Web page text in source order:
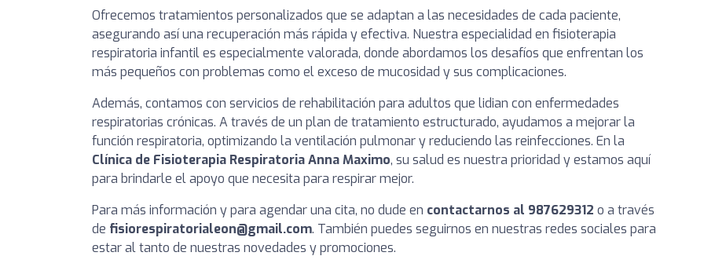
Ofrecemos tratamientos personalizados que se adaptan a las necesidades de cada paciente,
asegurando así una recuperación más rápida y efectiva. Nuestra especialidad en fisioterapia
respiratoria infantil es especialmente valorada, donde abordamos los desafíos que enfrentan los
más pequeños con problemas como el exceso de mucosidad y sus complicaciones.
Además, contamos con servicios de rehabilitación para adultos que lidian con enfermedades
respiratorias crónicas. A través de un plan de tratamiento estructurado, ayudamos a mejorar la
función respiratoria, optimizando la ventilación pulmonar y reduciendo las reinfecciones. En la
Clínica de Fisioterapia Respiratoria Anna Maximo, su salud es nuestra prioridad y estamos aquí
para brindarle el apoyo que necesita para respirar mejor.
Para más información y para agendar una cita, no dude en contactarnos al 987629312 o a través
de fisiorespiratorialeon@gmail.com. También puedes seguirnos en nuestras redes sociales para
estar al tanto de nuestras novedades y promociones.